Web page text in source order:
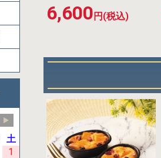
土
1
6,600 円(税込)